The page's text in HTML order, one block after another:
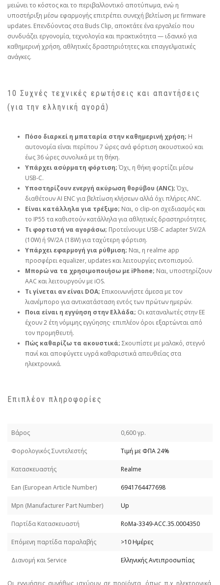
μειώνει το κόστος και το περιβαλλοντικό αποτύπωμα, ενώ η
υποστήριξη μέσω εφαρμογής επιτρέπει συνεχή βελτίωση με firmware
updates. Επενδύοντας στα Buds Clip, αποκτάτε ένα εργαλείο που
συνδυάζει εργονομία, τεχνολογία και πρακτικότητα — ιδανικό για
καθημερινή χρήση, αθλητικές δραστηριότητες και επαγγελματικές
ανάγκες.
10 Συχνές τεχνικές ερωτήσεις και απαντήσεις
(για την ελληνική αγορά)
Πόσο διαρκεί η μπαταρία στην καθημερινή χρήση; Η
αυτονομία είναι περίπου 7 ώρες ανά φόρτιση ακουστικού και
έως 36 ώρες συνολικά με τη θήκη.
Υπάρχει ασύρματη φόρτιση;Όχι, η θήκη φορτίζει μέσω
USB‑C.
Υποστηρίζουν ενεργή ακύρωση θορύβου (ANC);Όχι,
διαθέτουν AI ENC για βελτίωση κλήσεων αλλά όχι πλήρες ANC.
Είναι κατάλληλα για τρέξιμο; Ναι, ο clip‑on σχεδιασμός και
το IP55 τα καθιστούν κατάλληλα για αθλητικές δραστηριότητες.
Τι φορτιστή να αγοράσω; Προτείνουμε USB‑C adapter 5V/2A
(10W) ή 9V/2A (18W) για ταχύτερη φόρτιση.
Υπάρχει εφαρμογή για ρύθμιση; Ναι, η realme app
προσφέρει equalizer, updates και λειτουργίες εντοπισμού.
Μπορώ να τα χρησιμοποιήσω με iPhone; Ναι, υποστηρίζουν
AAC και λειτουργούν με iOS.
Τι γίνεται αν είναι DOA; Επικοινωνήστε άμεσα με τον
λιανέμπορο για αντικατάσταση εντός των πρώτων ημερών.
Ποια είναι η εγγύηση στην Ελλάδα; Οι καταναλωτές στην ΕΕ
έχουν 2 έτη νόμιμης εγγύησης· επιπλέον όροι εξαρτώνται από
τον προμηθευτή.
Πώς καθαρίζω τα ακουστικά; Σκουπίστε με μαλακό, στεγνό
πανί και αποφύγετε υγρά καθαριστικά απευθείας στα
ηλεκτρονικά.
Επιπλέον πληροφορίες
Βάρος 0,600 γρ.
Φορολογικός Συντελεστής Τιμή με ΦΠΑ 24%
Κατασκευαστής Realme
Εan (European Article Number) 6941764477698
Mpn (Manufacturer Part Number) Up
Παρτίδα Κατασκευαστή RoMa-3349-ACC.35.0004350
Επόμενη παρτίδα παραλαβής >10 Ημέρες
Διανομή και Service Ελληνικής Αντιπροσωπίας
Οι εγγυήσεις συνήθως ισχύουν σε προϊόντα, όπως π.χ ηλεκτρονικά,